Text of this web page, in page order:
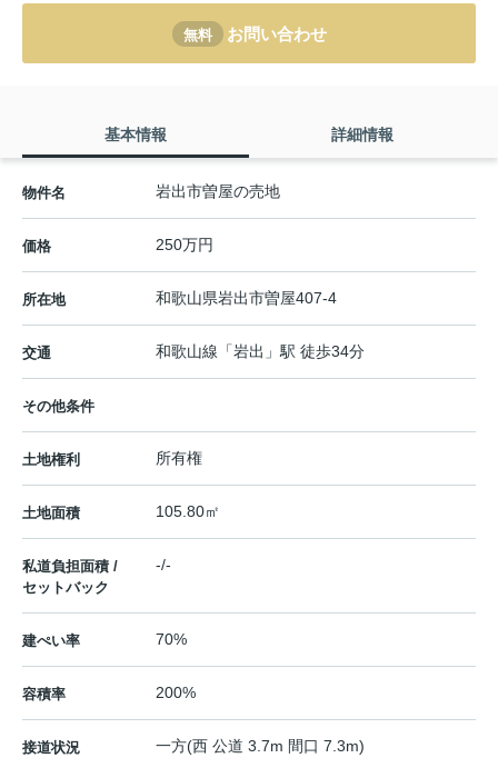
無料 お問い合わせ
基本情報 詳細情報
物件名 岩出市曽屋の売地
価格 250万円
所在地 和歌山県岩出市曽屋407-4
交通 和歌山線 「岩出 」駅 徒歩34分
その他条件
土地権利 所有権
土地面積 105.80㎡
私道負担面積 /
セットバック
-/-
建ぺい率 70%
容積率 200%
接道状況 一方(西 公道 3.7m 間口 7.3m)